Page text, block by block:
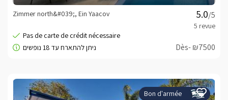
/5
Zimmer north&#039;, Ein Yaacov
Dès- ₪7500
Bon d'armée